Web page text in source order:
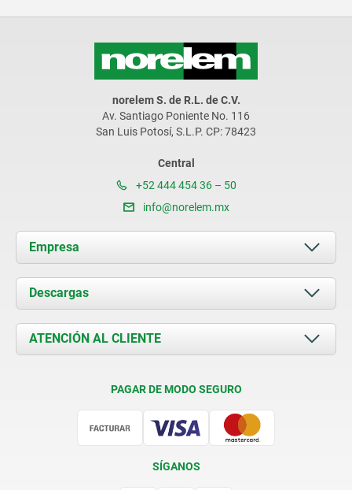
norelem S. de R.L. de C.V.
Av. Santiago Poniente No. 116
San Luis Potosí, S.L.P. CP: 78423
Central
+52 444 454 36 – 50
info@norelem.mx
Empresa
Acerca de nosotros
Novedades
Contacto
Descargas
Documents
ATENCIÓN AL CLIENTE
PAGAR DE MODO SEGURO
SÍGANOS